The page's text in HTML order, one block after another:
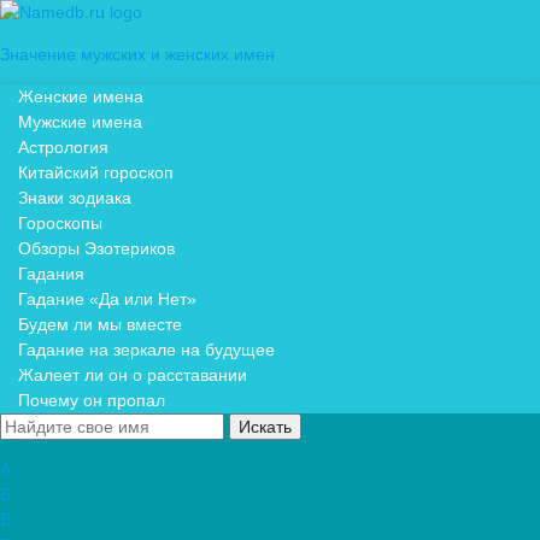
Значение мужских и женских имен
Женские имена
Мужские имена
Астрология
Китайский гороскоп
Знаки зодиака
Гороскопы
Обзоры Эзотериков
Гадания
Гадание «Да или Нет»
Будем ли мы вместе
Гадание на зеркале на будущее
Жалеет ли он о расставании
Почему он пропал
А
Б
В